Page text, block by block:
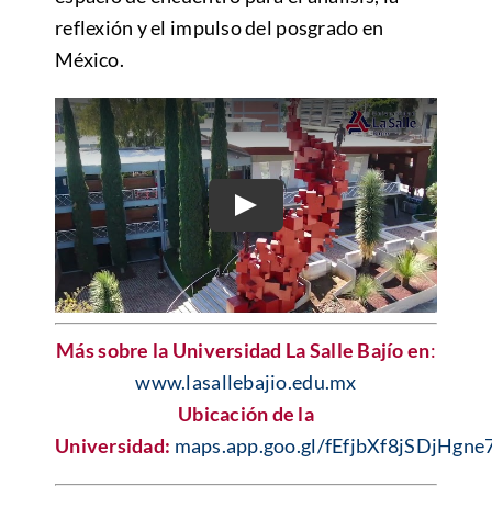
reflexión y el impulso del posgrado en
México.
Más sobre la Universidad La Salle Bajío en:
www.lasallebajio.edu.mx
Ubicación de la
Universidad: maps.app.goo.gl/